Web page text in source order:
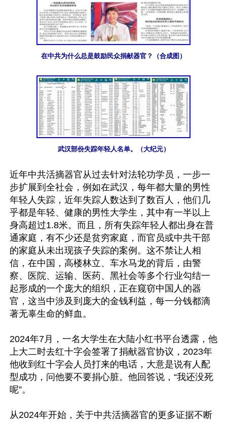
在中共为什么总是鼓励民众捐献器官？（合成图）
武汉部份失踪年轻人名单。（大纪元）
近年中共活摘器官从过去针对法轮功学员，一步一
步扩展到全社会，例如在武汉，每年都大量的男性
年轻人失踪，近年失踪人数达到了数百人，他们几
乎都是年轻、健康的男性大学生，其中有一半以上
身高超过1.8米。而且，所有失踪年轻人都出身在普
通家庭，有不少还是贫穷家庭，而官员或中共干部
的家庭从未出现孩子失踪的案例。这不禁让人相
信，在中国，高楼林立、车水马龙的背后，由警
察、医院、运输、医药、黑社会等多个行业勾结一
起形成的一个庞大的组织，正在窥窃中国人的器
官，这当中涉及到庞大的金钱利益，每一分钱都滴
著无辜生命的鲜血。
2024年7月，一名大学生在大陆小红书平台透露，他
上大二时去红十字会签署了捐献器官协议，2023年
他收到红十字会人员打来的电话，大意是说有人配
型成功，问他要不要捐心脏。他回答说，“我还没死
呢”。
从2024年开始，关于中共活摘器官的更多证据不断